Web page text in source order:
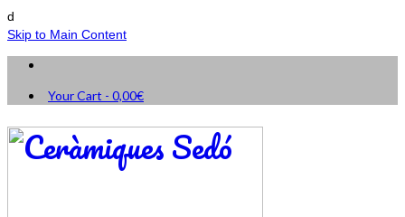
d
Skip to Main Content
Your Cart - 0,00€